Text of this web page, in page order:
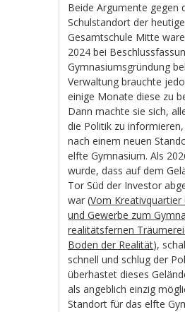
Beide Argumente gegen
Schulstandort der
Gesamtschule Mitte
2024 bei
Gymnasiumsgründung
Verwaltung brauchte
einige Monate diese zu
Dann machte sie sich,
die Politik zu
nach einem neuen
elfte Gymnasium. Als
wurde, dass auf dem
Tor Süd der Investor
war (Vom Kreativquartier
und Gewerbe zum
realitätsfernen
Boden der Realität),
schnell und schlug der
überhastet dieses
als angeblich einzig
Standort für das elfte